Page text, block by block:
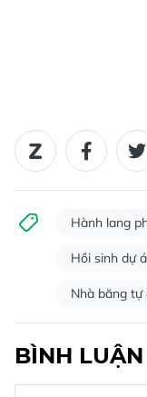
Hành lang
Hồi sinh dự
Nhà băng tự
BÌNH LUẬN